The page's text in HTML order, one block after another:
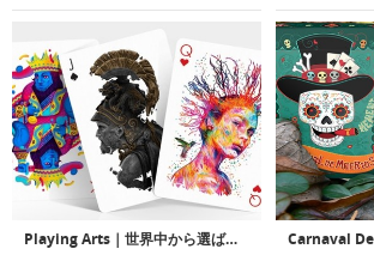
Playing Arts｜世界中から選ばれたアーティストが1枚1枚手掛けたプレイングカード「プレイングアーツ」